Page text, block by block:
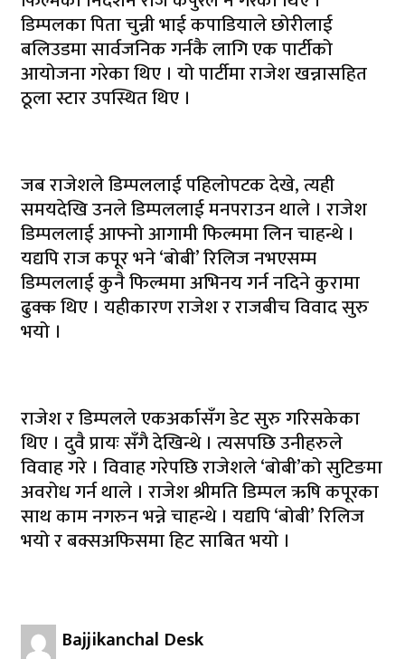
डिम्पलका पिता चुन्नी भाई कपाडियाले छोरीलाई
बलिउडमा सार्वजनिक गर्नकै लागि एक पार्टीको
आयोजना गरेका थिए । यो पार्टीमा राजेश खन्नासहित
ठूला स्टार उपस्थित थिए ।
जब राजेशले डिम्पललाई पहिलोपटक देखे, त्यही
समयदेखि उनले डिम्पललाई मनपराउन थाले । राजेश
डिम्पललाई आफ्नो आगामी फिल्ममा लिन चाहन्थे ।
यद्यपि राज कपूर भने ‘बोबी’ रिलिज नभएसम्म
डिम्पललाई कुनै फिल्ममा अभिनय गर्न नदिने कुरामा
ढुक्क थिए । यहीकारण राजेश र राजबीच विवाद सुरु
भयो ।
राजेश र डिम्पलले एकअर्कासँग डेट सुरु गरिसकेका
थिए । दुवै प्रायः सँगै देखिन्थे । त्यसपछि उनीहरुले
विवाह गरे । विवाह गरेपछि राजेशले ‘बोबी’को सुटिङमा
अवरोध गर्न थाले । राजेश श्रीमति डिम्पल ऋषि कपूरका
साथ काम नगरुन भन्ने चाहन्थे । यद्यपि ‘बोबी’ रिलिज
भयो र बक्सअफिसमा हिट साबित भयो ।
Bajjikanchal Desk